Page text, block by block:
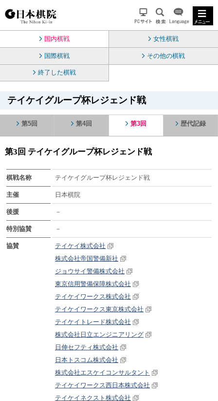
国内棋戦 女性棋戦
国際棋戦 その他の棋戦
終了した棋戦
テイケイグループ杯レジェンド戦
第5回 第4回 第3回 歴代記録
第3回 テイケイグループ杯レジェンド戦
棋戦名称 テイケイグループ杯レジェンド戦
主催 日本棋院
後援 －
特別協賛 －
協賛
テイケイ株式会社
株式会社帝国警備新社
ジョウサイ警備株式会社
東京信用警備保障株式会社
テイケイワークス株式会社
テイケイワークス東京株式会社
テイケイトレード株式会社
株式会社日立エンジニアリング
日伸セフティ株式会社
日本トスコム株式会社
株式会社エスケイコンサルタント
テイケイワークス西日本株式会社
テイケイネクスト株式会社